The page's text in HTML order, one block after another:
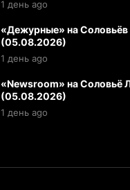
1 день ago
«Дежурные» на
(05.08.2026)
1 день ago
«Newsroom» на Соловьё
(05.08.2026)
1 день ago